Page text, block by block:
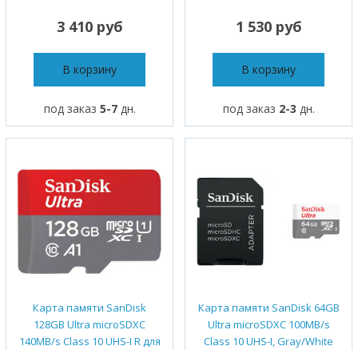
3 410 руб
В корзину
под заказ 5-7дн.
1 530 руб
В корзину
под заказ 2-3 дн.
Карта памяти SanDisk
128GB Ultra microSDXC
140MB/s Class 10 UHS-I R для
Карта памяти SanDisk 64GB
Ultra microSDXC 100MB/s
Class 10 UHS-I, Gray/White